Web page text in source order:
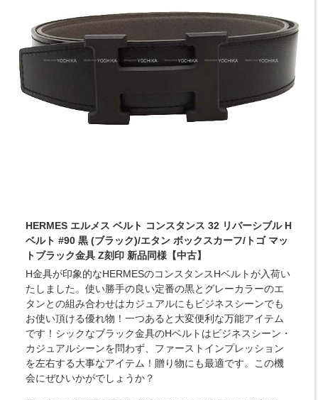
HERMES エルメス ベルト コンスタンス 32 リバーシブル H
ベルト #90 黒 (ブラック)/エタン ボックスカーフ/トゴ マッ
トブラック金具 Z刻印 新品同様【中古】
H金具が印象的なHERMESのコンスタンスHベルトが入荷い
たしました。使い勝手の良い定番の黒とグレーカラーのエ
タンとの組み合わせはカジュアルにもビジネスシーンでも
お使い頂ける優れ物！一つあると大変便利な万能アイテム
です！シックなブラック金具のHベルトはビジネスシーン・
カジュアルシーンを問わず、ファーストインプレッション
を左右する大事なアイテム！贈り物にも最適です。この機
会にぜひいかがでしょうか？